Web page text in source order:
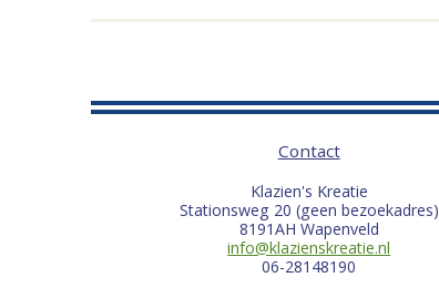
Contact
Klazien's Kreatie
Stationsweg 20 (geen bezoekadres)
8191AH Wapenveld
info@klazienskreatie.nl
06-28148190